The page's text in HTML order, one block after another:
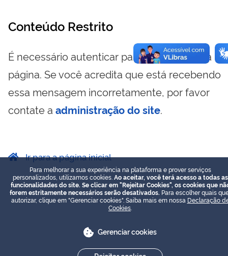
Conteúdo Restrito
É necessário autenticar para visualizar essa
página. Se você acredita que está recebendo
essa mensagem incorretamente, por favor
contate a administração do site.
Ir para a página inicial
Para melhorar a sua experiência na plataforma e prover serviços
personalizados, utilizamos cookies. Ao aceitar, você terá acesso a todas as
funcionalidades do site. Se clicar em "Rejeitar Cookies", os cookies que
forem estritamente necessários serão desativados. Para escolher quais
autorizar, clique em "Gerenciar cookies". Saiba mais em nossa Declaração
Cookies
Gerenciar cookies